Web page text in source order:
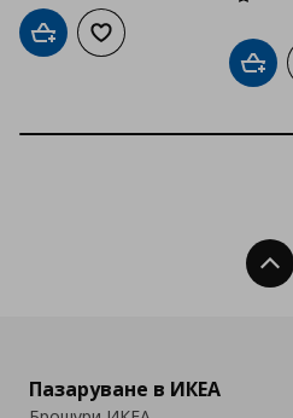
Добави в кошницата
Добави към списъка с
Пазаруване в ИКЕА